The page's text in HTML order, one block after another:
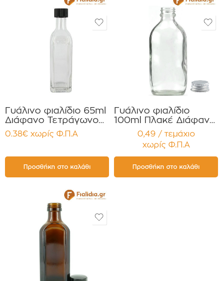
Γυάλινο φιαλίδιο 65ml
Διάφανο Τετράγωνο
MARASCA με Καπάκι
Στεγανό για Έλαια,
0.38€ χωρίς Φ.Π.Α
Προσθήκη στο καλάθι
Γυάλινο φιαλίδιο
100ml Πλακέ Διάφανο
σετ με Πώμα
Αλουμινίου για Έλαια ,
Σπαθόλαδο Βάμματα
Συσκευασία 12
τεμαχίων
0,49 / τεμάχιο
χωρίς Φ.Π.Α
Προσθήκη στο καλάθι